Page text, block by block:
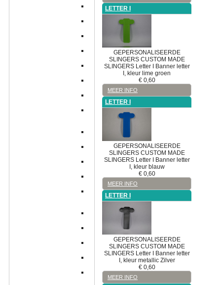
Cijfer
6
Cijfer
Figuur
Figuur
Ballonnen
Figuur
Blauwe
Figuur
Foto
Figuur
Figuur
Ooievaar
Figuur
Roze
Figuur
Taart
Figuur
Tweeling
Figuur
Vlinder
Figuur
Voetbal
LETTER I
GEPERSONALISEERDE
SLINGERS CUSTOM MADE
SLINGERS Letter I
Banner letter
I, kleur lime groen
€ 0,60
MEER INFO
LETTER I
GEPERSONALISEERDE
SLINGERS CUSTOM MADE
SLINGERS Letter I
Banner letter
I, kleur blauw
€ 0,60
MEER INFO
LETTER I
GEPERSONALISEERDE
SLINGERS CUSTOM MADE
SLINGERS Letter I
Banner letter
I, kleur metallic Zilver
€ 0,60
MEER INFO